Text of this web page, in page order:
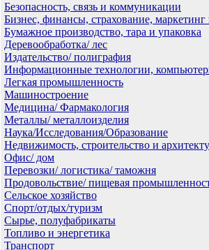
Безопасность, связь и коммуникации
Бизнес, финансы, страхование, маркетинг
Бумажное производство, тара и упаковка
Деревообработка/ лес
Издательство/ полиграфия
Информационные технологии,
Легкая промышленность
Машиностроение
Медицина/ Фармакология
Металлы/ металлоизделия
Наука/Исследования/Образование
Недвижимость, строительство и
Офис/ дом
Перевозки/ логистика/ таможня
Продовольствие/ пищевая
Сельское хозяйство
Спорт/отдых/туризм
Сырье, полуфабрикаты
Топливо и энергетика
Транспорт